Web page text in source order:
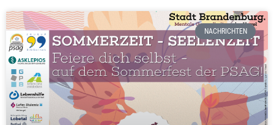
NACHRICHTEN